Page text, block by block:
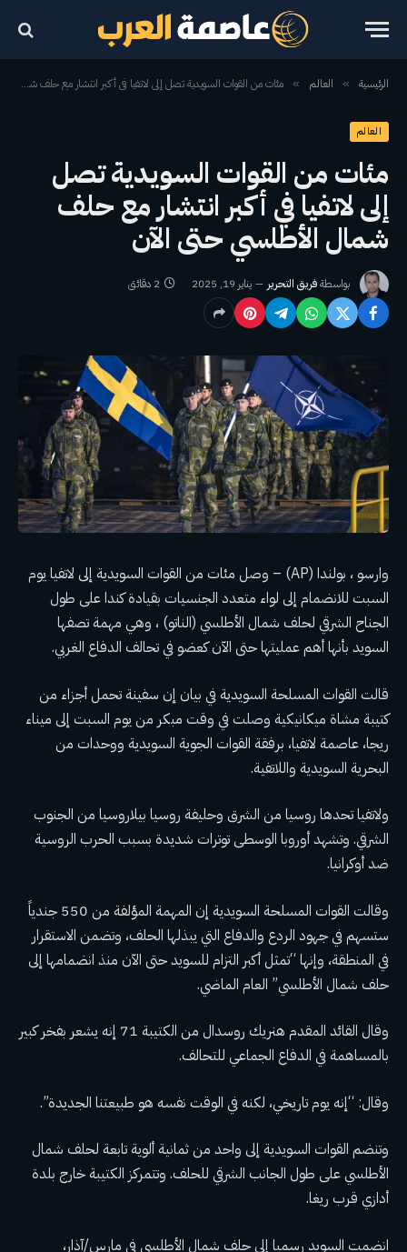
الرئيسية » العالم » مئات من القوات السويدية تصل إلى لاتفيا في أكبر انتشار مع حلف شمال الأطلسي حتى الآن
العالم
مئات من القوات السويدية تصل
إلى لاتفيا في أكبر انتشار مع حلف
شمال الأطلسي حتى الآن
بواسطةفريق التحرير يناير 19, 2025 2 دقائق
وارسو ، بولندا (AP) – وصل مئات من القوات السويدية إلى لاتفيا يوم
السبت للانضمام إلى لواء متعدد الجنسيات بقيادة كندا على طول
الجناح الشرقي لحلف شمال الأطلسي (الناتو) ، وهي مهمة تصفها
السويد بأنها أهم عمليتها حتى الآن كعضو في تحالف الدفاع الغربي.
قالت القوات المسلحة السويدية في بيان إن سفينة تحمل أجزاء من
كتيبة مشاة ميكانيكية وصلت في وقت مبكر من يوم السبت إلى ميناء
ريجا، عاصمة لاتفيا، برفقة القوات الجوية السويدية ووحدات من
البحرية السويدية واللاتفية.
ولاتفيا تحدها روسيا من الشرق وحليفة روسيا بيلاروسيا من الجنوب
الشرقي. وتشهد أوروبا الوسطى توترات شديدة بسبب الحرب الروسية
ضد أوكرانيا.
وقالت القوات المسلحة السويدية إن المهمة المؤلفة من 550 جندياً
ستسهم في جهود الردع والدفاع التي يبذلها الحلف، وتضمن الاستقرار
في المنطقة، وإنها “تمثل أكبر التزام للسويد حتى الآن منذ انضمامها إلى
حلف شمال الأطلسي” العام الماضي.
وقال القائد المقدم هنريك روسدال من الكتيبة 71 إنه يشعر بفخر كبير
بالمساهمة في الدفاع الجماعي للتحالف.
وقال: “إنه يوم تاريخي، لكنه في الوقت نفسه هو طبيعتنا الجديدة”.
وتنضم القوات السويدية إلى واحد من ثمانية ألوية تابعة لحلف شمال
الأطلسي على طول الجانب الشرقي للحلف. وتتمركز الكتيبة خارج بلدة
أدازي قرب ريغا.
انضمت السويد رسميا إلى حلف شمال الأطلسي في مارس/آذار،